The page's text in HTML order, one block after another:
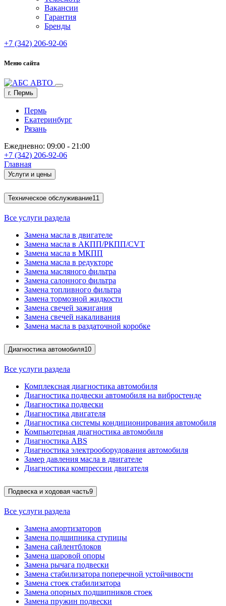
Вакансии
Гарантия
Бренды
+7 (342) 206-92-06
Меню сайта
г. Пермь
Пермь
Екатеринбург
Рязань
Ежедневно: 09:00 - 21:00
+7 (342) 206-92-06
Главная
Услуги и цены
Техническое обслуживание11
Все услуги раздела
Замена масла в двигателе
Замена масла в АКПП/РКПП/CVT
Замена масла в МКПП
Замена масла в редукторе
Замена масляного фильтра
Замена салонного фильтра
Замена топливного фильтра
Замена тормозной жидкости
Замена свечей зажигания
Замена свечей накаливания
Замена масла в раздаточной коробке
Диагностика автомобиля10
Все услуги раздела
Комплексная диагностика автомобиля
Диагностика подвески автомобиля на вибростенде
Диагностика подвески
Диагностика двигателя
Диагностика системы кондиционирования автомобиля
Компьютерная диагностика автомобиля
Диагностика ABS
Диагностика электрооборудования автомобиля
Замер давления масла в двигателе
Диагностика компрессии двигателя
Подвеска и ходовая часть9
Все услуги раздела
Замена амортизаторов
Замена подшипника ступицы
Замена сайлентблоков
Замена шаровой опоры
Замена рычага подвески
Замена стабилизатора поперечной устойчивости
Замена стоек стабилизатора
Замена опорных подшипников стоек
Замена пружин подвески